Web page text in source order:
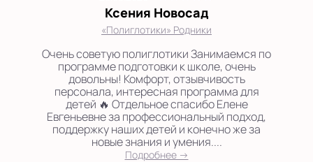
Ксения Новосад
«Полиглотики» Родники
Очень советую полиглотики Занимаемся по
программе подготовки к школе, очень
довольны! Комфорт, отзывчивость
персонала, интересная программа для
детей 🔥 Отдельное спасибо Елене
Евгеньевне за профессиональный подход,
поддержку наших детей и конечно же за
новые знания и умения....
Подробнее →